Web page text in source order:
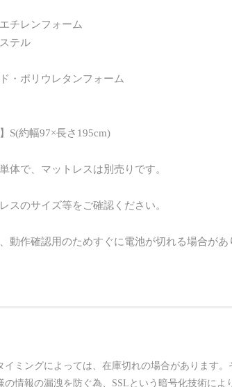
チレンフォーム
テル
・ポリウレタンフォーム
S(約幅97×長さ195cm)
体で、マットレスは別売りです。
スのサイズ等をご確認ください。
動作確認用のためすぐに電池が切れる場合が
ミングによっては、在庫切れの場合があります。
情報の漏洩を防ぐ為、SSLという暗号化技術によ